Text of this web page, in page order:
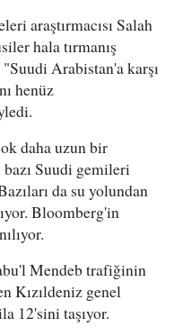
araştırmacısı Salah
hala tırmanış
Arabistan'a karşı
henüz
daha uzun bir
Suudi gemileri
da su yolundan
Bloomberg'in
Mendeb trafiğinin
Kızıldeniz genel
12'sini taşıyor.